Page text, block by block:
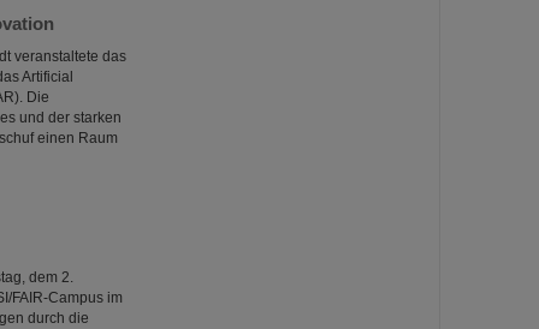
veranstaltete das
Artificial
Die
und der starken
einen Raum
dem 2.
FAIR-Campus im
durch die